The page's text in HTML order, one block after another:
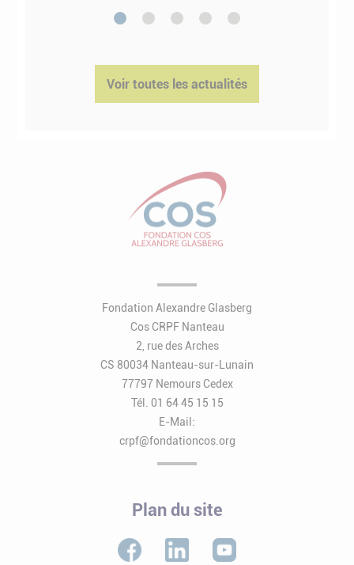
Voir toutes les actualités
Fondation Alexandre Glasberg
Cos CRPF Nanteau
2, rue des Arches
CS 80034 Nanteau-sur-Lunain
77797 Nemours Cedex
Tél. 01 64 45 15 15
E-Mail:
crpf@fondationcos.org
Plan du site